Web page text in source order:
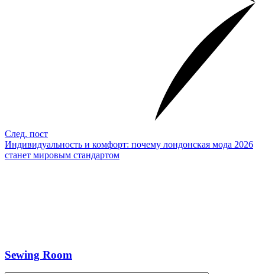
След. пост
Индивидуальность и комфорт: почему лондонская мода 2026
станет мировым стандартом
Sewing Room